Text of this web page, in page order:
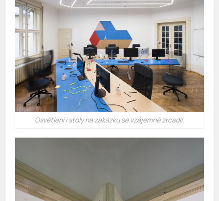
Osvětlení i stoly na zakázku se vzájemně zrcadlí.